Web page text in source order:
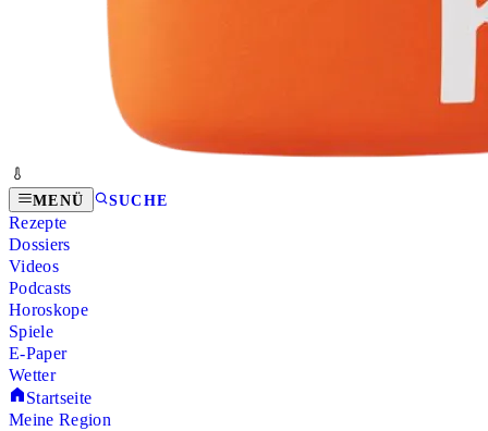
MENÜ SUCHE
Rezepte
Dossiers
Videos
Podcasts
Horoskope
Spiele
E-Paper
Wetter
Startseite
Meine Region